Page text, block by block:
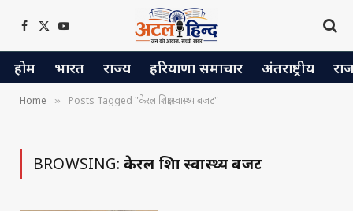
Facebook
X
(Twitter)
YouTube
होम भारत राज्य हरियाणा समाचार अंतराष्ट्रीय
Home » Posts Tagged "केरल शिक्षा स्वास्थ्य बजट"
BROWSING: केरल शिक्षा स्वास्थ्य बजट